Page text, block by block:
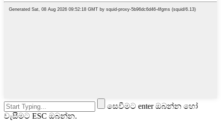
සෙවීමට enter ඔබන්න හෝ
වැසීමට ESC ඔබන්න.